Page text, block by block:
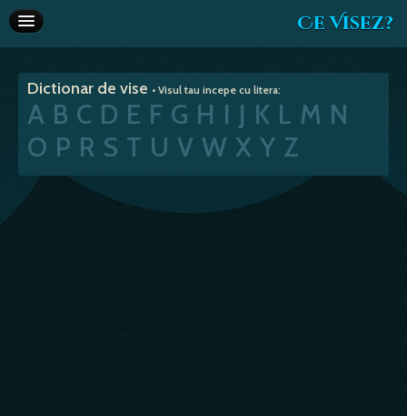
Ce Visez?
Interpretare vise
Articole
Va recomandam
Dictionar de vise • Visul tau incepe cu litera:
A B C D E F G H I J K L M N
O P R S T U V W X Y Z